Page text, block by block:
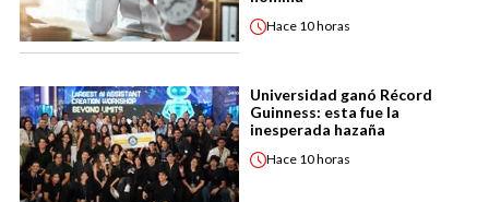
Hace 10 horas
Universidad ganó Récord
Guinness: esta fue la
inesperada hazaña
Hace 10 horas